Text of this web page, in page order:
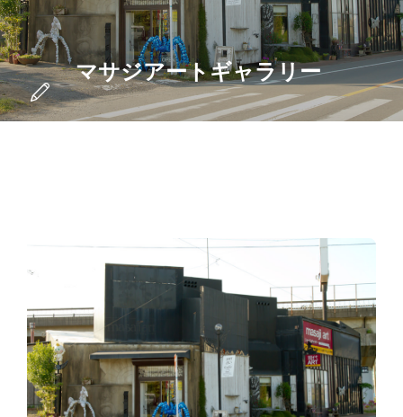
マサジアートギャラリー